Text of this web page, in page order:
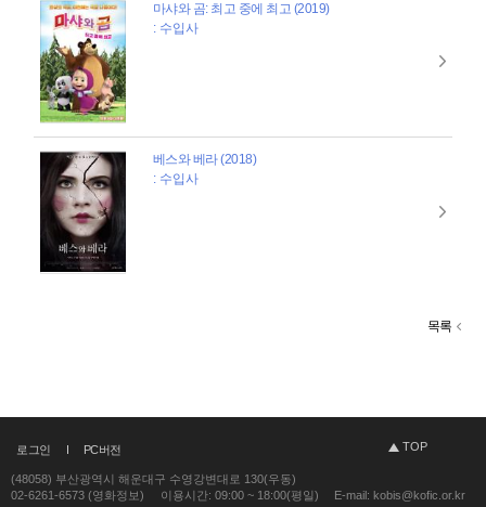
마샤와 곰: 최고 중에 최고 (2019)
: 수입사
베스와 베라 (2018)
: 수입사
목록
로그인 PC버전 TOP
(48058) 부산광역시 해운대구 수영강변대로 130(우동)
02-6261-6573 (영화정보)
이용시간: 09:00 ~ 18:00(평일) E-mail: kobis@kofic.or.kr